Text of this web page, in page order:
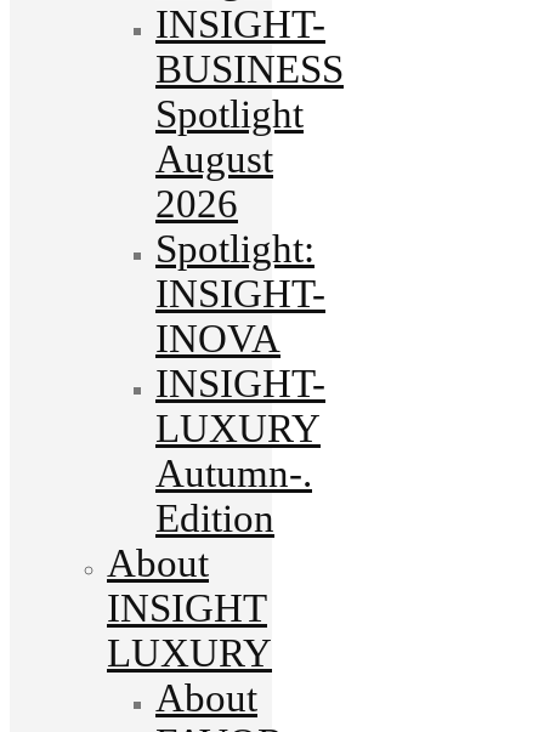
INSIGHT-
BUSINESS
Spotlight
August
2026
Spotlight:
INSIGHT-
INOVA
INSIGHT-
LUXURY
Autumn-.
Edition
About
INSIGHT
LUXURY
About